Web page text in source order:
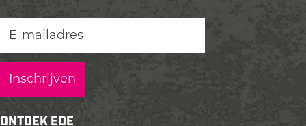
ONTDEK EDE